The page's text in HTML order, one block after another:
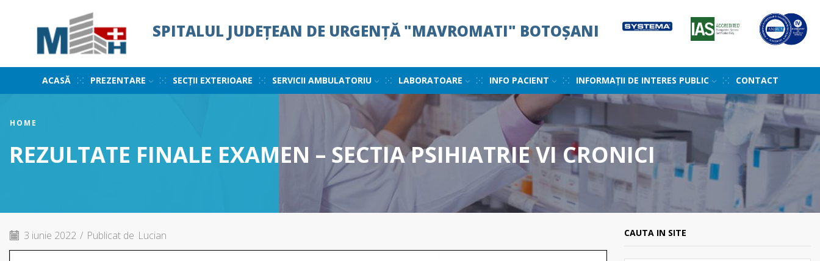
SPITALUL JUDEȚEAN DE URGENȚĂ "MAVROMATI" BOTOȘANI
ACASĂ PREZENTARE SECȚII EXTERIOARE SERVICII AMBULATORIU LABORATOARE INFO PACIENT INFORMAȚII DE INTERES PUBLIC CONTACT
HOME
REZULTATE FINALE EXAMEN – SECTIA PSIHIATRIE VI CRONICI
3 iunie 2022 / Publicat de Lucian CAUTA IN SITE